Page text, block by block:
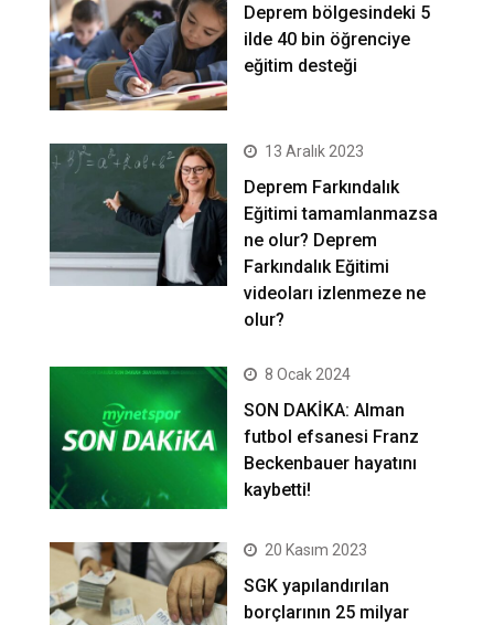
Deprem bölgesindeki 5
ilde 40 bin öğrenciye
eğitim desteği
13 Aralık 2023
Deprem Farkındalık
Eğitimi tamamlanmazsa
ne olur? Deprem
Farkındalık Eğitimi
videoları izlenmeze ne
olur?
8 Ocak 2024
SON DAKİKA: Alman
futbol efsanesi Franz
Beckenbauer hayatını
kaybetti!
20 Kasım 2023
SGK yapılandırılan
borçlarının 25 milyar